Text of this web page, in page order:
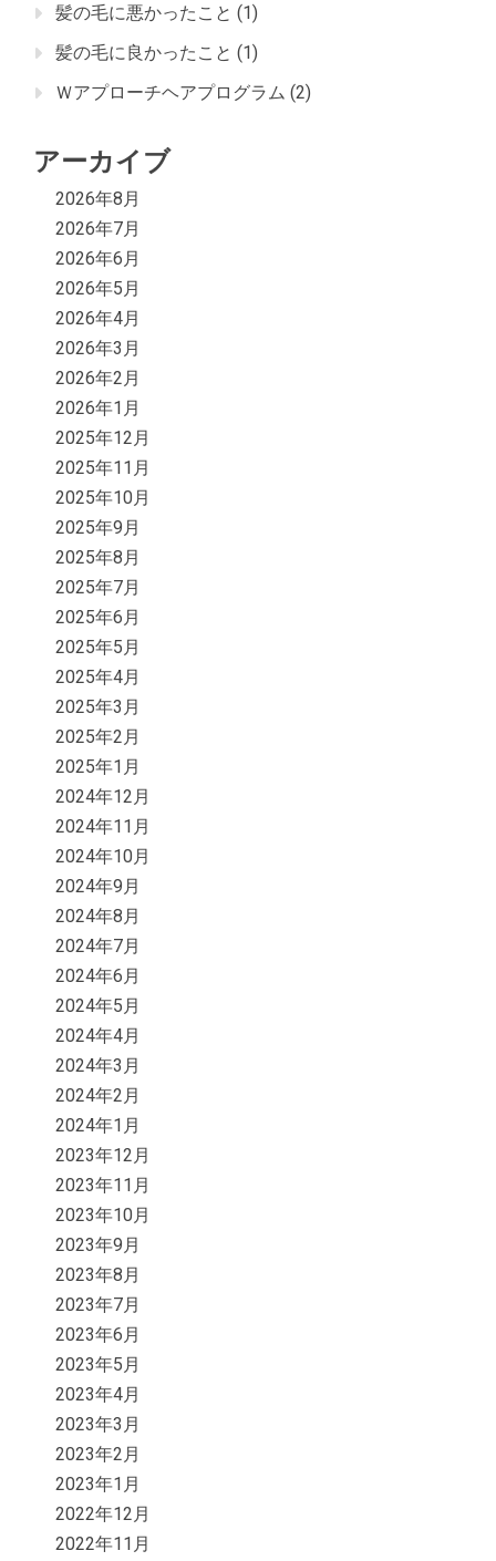
髪の毛に悪かったこと (1)
髪の毛に良かったこと (1)
Ｗアプローチヘアプログラム (2)
アーカイブ
2026年8月
2026年7月
2026年6月
2026年5月
2026年4月
2026年3月
2026年2月
2026年1月
2025年12月
2025年11月
2025年10月
2025年9月
2025年8月
2025年7月
2025年6月
2025年5月
2025年4月
2025年3月
2025年2月
2025年1月
2024年12月
2024年11月
2024年10月
2024年9月
2024年8月
2024年7月
2024年6月
2024年5月
2024年4月
2024年3月
2024年2月
2024年1月
2023年12月
2023年11月
2023年10月
2023年9月
2023年8月
2023年7月
2023年6月
2023年5月
2023年4月
2023年3月
2023年2月
2023年1月
2022年12月
2022年11月